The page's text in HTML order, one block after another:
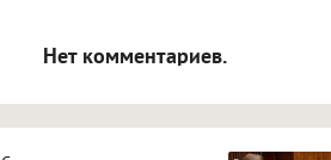
Нет комментариев.